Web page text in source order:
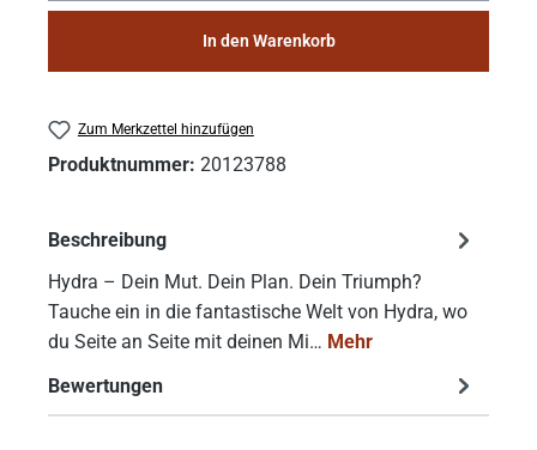
In den Warenkorb
Zum Merkzettel hinzufügen
Produktnummer: 20123788
Beschreibung
Hydra – Dein Mut. Dein Plan. Dein Triumph?
Tauche ein in die fantastische Welt von Hydra, wo
du Seite an Seite mit deinen Mi… Mehr
Bewertungen